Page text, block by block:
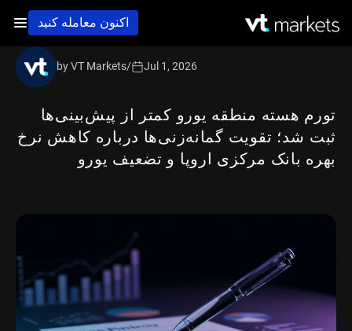
اکنون معامله کنید
تورم هسته منطقه یورو کمتر از پیش‌بینی‌ها
ثبت شد؛ تقویت گمانه‌زنی‌ها درباره کاهش نرخ
بهره بانک مرکزی اروپا و تضعیف یورو
by VT Markets/ Jul 1, 2026